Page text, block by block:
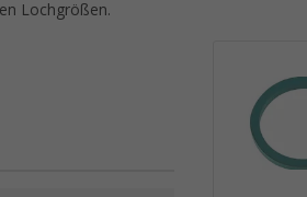
Lochgrößen.